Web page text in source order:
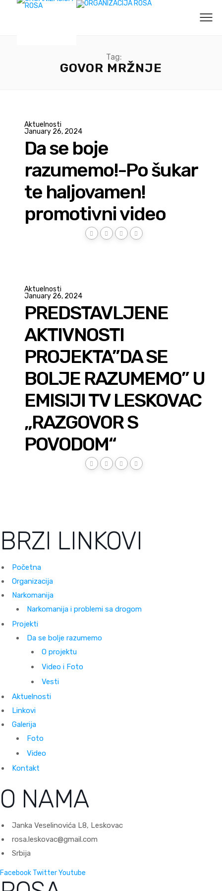
Tag:
GOVOR MRŽNJE
Aktuelnosti
January 26, 2024
Da se boje
razumemo!-Po šukar
te haljovamen!
promotivni video
Aktuelnosti
January 26, 2024
PREDSTAVLJENE
AKTIVNOSTI
PROJEKTA”DA SE
BOLJE RAZUMEMO” U
EMISIJI TV LESKOVAC
„RAZGOVOR S
POVODOM“
BRZI LINKOVI
Početna
Organizacija
Narkomanija
Narkomanija i problemi sa drogom
Projekti
Da se bolje razumemo
O projektu
Video i Foto
Vesti
Aktuelnosti
Linkovi
Galerija
Foto
Video
Kontakt
O NAMA
Janka Veselinovića L8, Leskovac
rosa.leskovac@gmail.com
Srbija
Facebook TwitterYoutube